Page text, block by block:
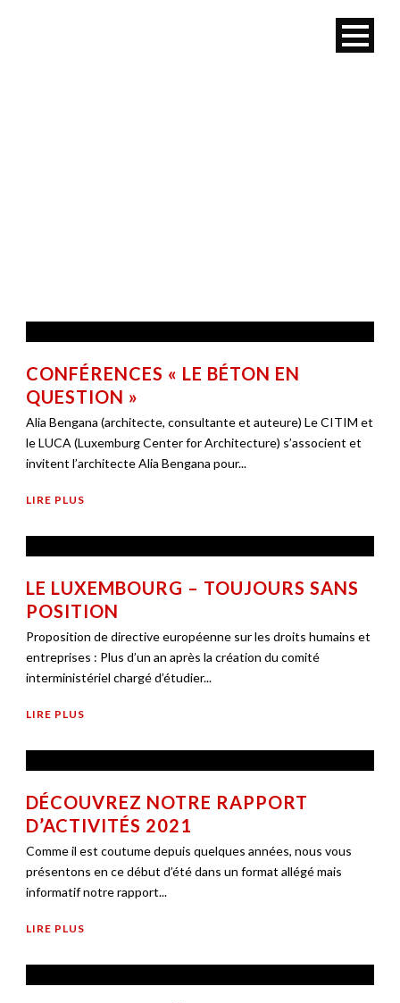
CONFÉRENCES « LE BÉTON EN
QUESTION »
Alia Bengana (architecte, consultante et auteure) Le CITIM et
le LUCA (Luxemburg Center for Architecture) s’associent et
invitent l’architecte Alia Bengana pour...
LIRE PLUS
LE LUXEMBOURG – TOUJOURS SANS
POSITION
Proposition de directive européenne sur les droits humains et
entreprises : Plus d’un an après la création du comité
interministériel chargé d’étudier...
LIRE PLUS
DÉCOUVREZ NOTRE RAPPORT
D’ACTIVITÉS 2021
Comme il est coutume depuis quelques années, nous vous
présentons en ce début d’été dans un format allégé mais
informatif notre rapport...
LIRE PLUS